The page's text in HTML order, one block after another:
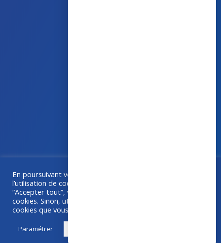
Une collaboration
En poursuivant votre navigation sur ce site, vous acceptez
l’utilisation de cookies à des fins de statistiques. Si vous
“Accepter tout”, vous êtes d'accord avec l'utilisation de
cookies. Sinon, utilisez "Paramétrer" pour choisir les
cookies que vous acceptez.
Paramétrer